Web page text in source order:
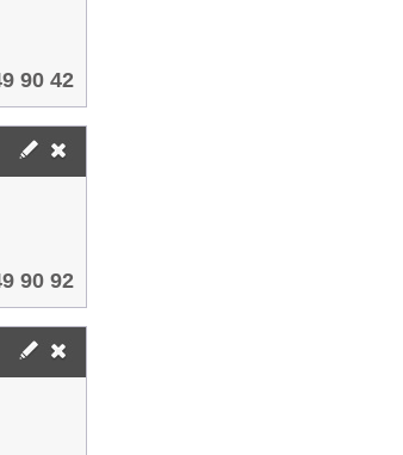
90 42
90 92